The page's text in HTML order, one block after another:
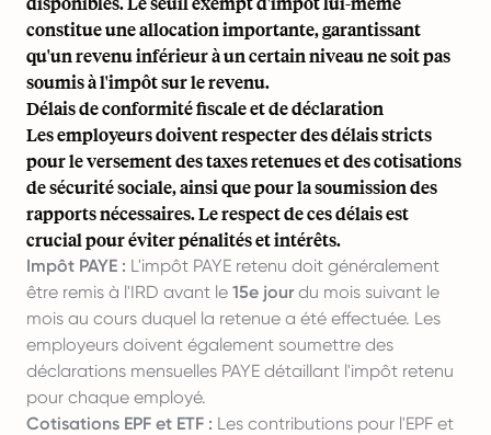
constitue une allocation importante, garantissant
qu'un revenu inférieur à un certain niveau ne soit pas
soumis à l'impôt sur le revenu.
Délais de conformité fiscale et de déclaration
Les employeurs doivent respecter des délais stricts
pour le versement des taxes retenues et des cotisations
de sécurité sociale, ainsi que pour la soumission des
rapports nécessaires. Le respect de ces délais est
crucial pour éviter pénalités et intérêts.
Impôt PAYE : L'impôt PAYE retenu doit généralement
être remis à l'IRD avant le 15e jourdu mois suivant le
mois au cours duquel la retenue a été effectuée. Les
employeurs doivent également soumettre des
déclarations mensuelles PAYE détaillant l'impôt retenu
pour chaque employé.
Cotisations EPF et ETF : Les contributions pour l'EPF et